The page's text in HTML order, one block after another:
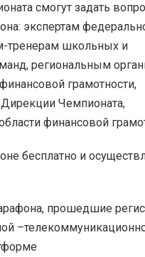
смогут задать
экспертам
тренерам школьных и
региональным
грамотности,
Чемпионата,
финансовой
бесплатно и
прошедшие